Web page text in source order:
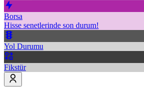
Borsa
Hisse senetlerinde son durum!
Yol Durumu
Fikstür